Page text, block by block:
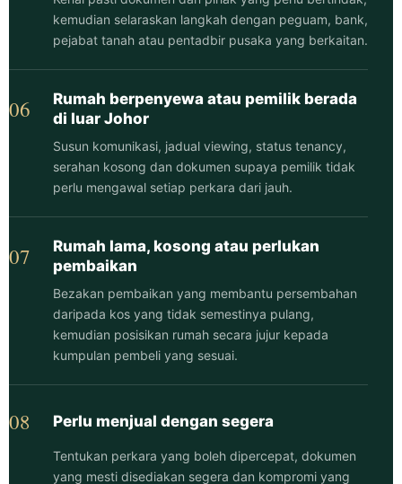
kemudian selaraskan langkah dengan peguam, bank,
pejabat tanah atau pentadbir pusaka yang berkaitan.
06
Rumah berpenyewa atau pemilik berada
di luar Johor
Susun komunikasi, jadual viewing, status tenancy,
serahan kosong dan dokumen supaya pemilik tidak
perlu mengawal setiap perkara dari jauh.
07
Rumah lama, kosong atau perlukan
pembaikan
Bezakan pembaikan yang membantu persembahan
daripada kos yang tidak semestinya pulang,
kemudian posisikan rumah secara jujur kepada
kumpulan pembeli yang sesuai.
08 Perlu menjual dengan segera
Tentukan perkara yang boleh dipercepat, dokumen
yang mesti disediakan segera dan kompromi yang